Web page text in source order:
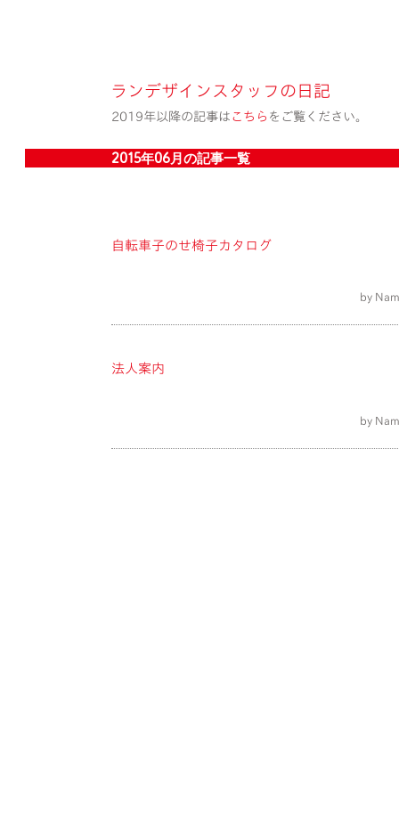
ランデザインスタッフの日記
2019年以降の記事は こちら をご覧ください。
2015年06月の記事一覧
自転車子のせ椅子カタログ
by
法人案内
by